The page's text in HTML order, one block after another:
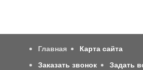
Главная Карта сайта
Заказать звонок
Задать